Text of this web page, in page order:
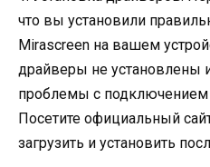
что вы установили
Mirascreen на вашем
драйверы не установлены
проблемы с
Посетите официальный
загрузить и установить